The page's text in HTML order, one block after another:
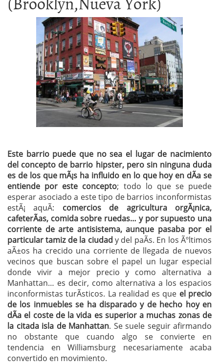
Este barrio puede que no sea el lugar de nacimiento
del concepto de barrio hipster, pero sin ninguna duda
es de los que mÃ¡s ha influido en lo que hoy en dÃ­a se
entiende por este concepto; todo lo que se puede
esperar asociado a este tipo de barrios inconformistas
estÃ¡ aquÃ­: comercios de agricultura orgÃ¡nica,
cafeterÃ­as, comida sobre ruedas… y por supuesto una
corriente de arte antisistema, aunque pasaba por el
particular tamiz de la ciudad y del paÃ­s. En los Ãºltimos
aÃ±os ha crecido una corriente de llegada de nuevos
vecinos que buscan sobre el papel un lugar especial
donde vivir a mejor precio y como alternativa a
Manhattan… es decir, como alternativa a los espacios
inconformistas turÃ­sticos. La realidad es que el precio
de los inmuebles se ha disparado y de hecho hoy en
dÃ­a el coste de la vida es superior a muchas zonas de
la citada isla de Manhattan. Se suele seguir afirmando
no obstante que cuando algo se convierte en
tendencia en Williamsburg necesariamente acaba
convertido en movimiento.